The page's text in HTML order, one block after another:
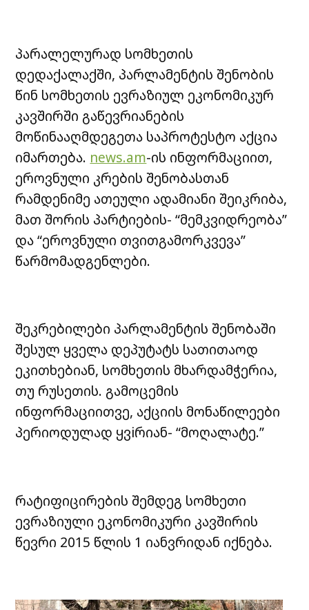
პარალელურად სომხეთის
დედაქალაქში, პარლამენტის შენობის
წინ სომხეთის ევრაზიულ ეკონომიკურ
კავშირში გაწევრიანების
მოწინააღმდეგეთა საპროტესტო აქცია
იმართება. news.am-ის ინფორმაციით,
ეროვნული კრების შენობასთან
რამდენიმე ათეული ადამიანი შეიკრიბა,
მათ შორის პარტიების- “მემკვიდრეობა”
და “ეროვნული თვითგამორკვევა”
წარმომადგენლები.
შეკრებილები პარლამენტის შენობაში
შესულ ყველა დეპუტატს სათითაოდ
ეკითხებიან, სომხეთის მხარდამჭერია,
თუ რუსეთის. გამოცემის
ინფორმაციითვე, აქციის მონაწილეები
პერიოდულად ყვiრიან- “მოღალატე.”
რატიფიცირების შემდეგ სომხეთი
ევრაზიული ეკონომიკური კავშირის
წევრი 2015 წლის 1 იანვრიდან იქნება.